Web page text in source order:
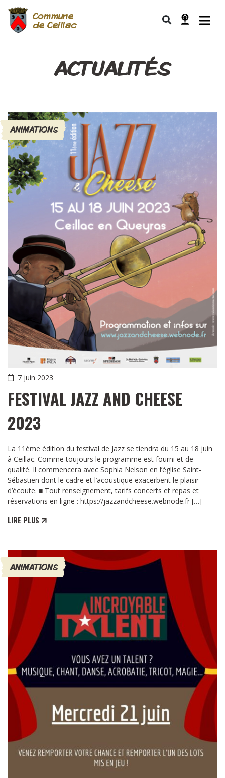
Commune
de Ceillac
ACTUALITÉS
ANIMATIONS
7 juin 2023
FESTIVAL JAZZ AND CHEESE
2023
La 11ème édition du festival de Jazz se tiendra du 15 au 18 juin
à Ceillac. Comme toujours le programme est fourni et de
qualité. Il commencera avec Sophia Nelson en l’église Saint-
Sébastien dont le cadre et l’acoustique exacerbent le plaisir
d’écoute. ■ Tout renseignement, tarifs concerts et repas et
réservations en ligne : https://jazzandcheese.webnode.fr […]
LIRE PLUS
ANIMATIONS